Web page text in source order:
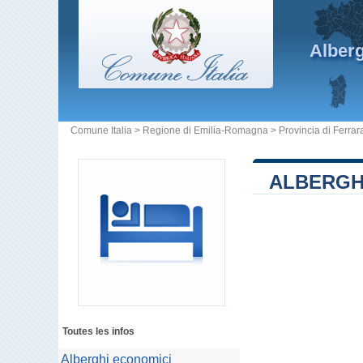
Comune Italia > Regione di Emilia-Romagna > Provincia di
Toutes les infos
Alberghi economici